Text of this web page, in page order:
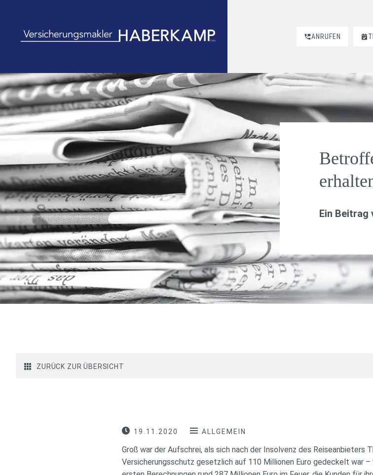
ANRUFEN
Ein Beitrag
ZURÜCK ZUR ÜBERSICHT
19.11.2020 ALLGEMEIN
Groß war der Aufschrei, als sich nach der Insolvenz des Reiseanbieters
Versicherungsschutz gesetzlich auf 110 Millionen Euro gedeckelt war